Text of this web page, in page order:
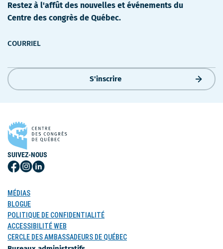
Restez à l'affût des nouvelles et événements du
Centre des congrès de Québec.
COURRIEL
S'inscrire
SUIVEZ-NOUS
Suivez-
sur
Facebook
Suivez-
Instagram
Suivez-
MÉDIAS
BLOGUE
POLITIQUE DE CONFIDENTIALITÉ
ACCESSIBILITÉ WEB
CERCLE DES AMBASSADEURS DE QUÉBEC